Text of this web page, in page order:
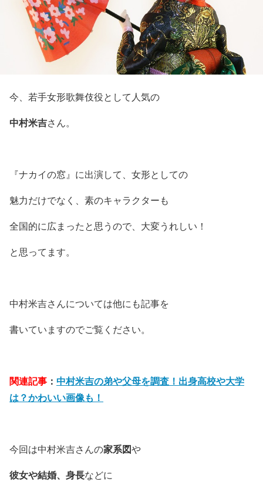
今、若手女形歌舞伎役として人気の
中村米吉さん。
『ナカイの窓』に出演して、女形としての
魅力だけでなく、素のキャラクターも
全国的に広まったと思うので、大変うれしい！
と思ってます。
中村米吉さんについては他にも記事を
書いていますのでご覧ください。
関連記事 ： 中村米吉の弟や父母を調査！出身高校や大学
は？かわいい画像も！
今回は中村米吉さんの家系図や
彼女や結婚、身長などに